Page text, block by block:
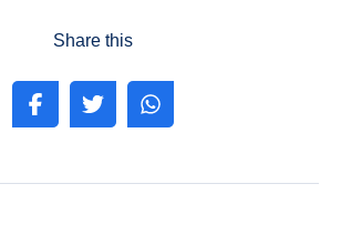
Share this